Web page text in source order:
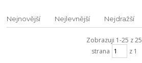
Nejnovější Nejlevnější Nejdražší
Zobrazuji 1-25 z 25
strana
z 1